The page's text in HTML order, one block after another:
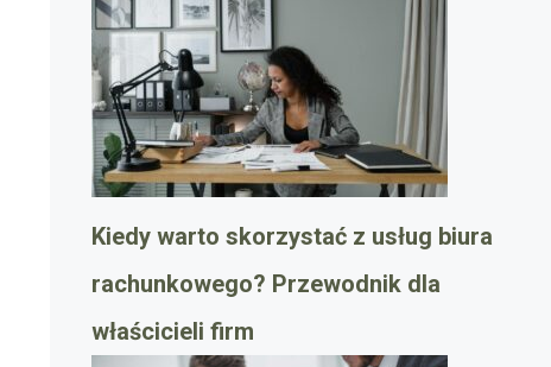
Kiedy warto skorzystać z usług biura
rachunkowego? Przewodnik dla
właścicieli firm